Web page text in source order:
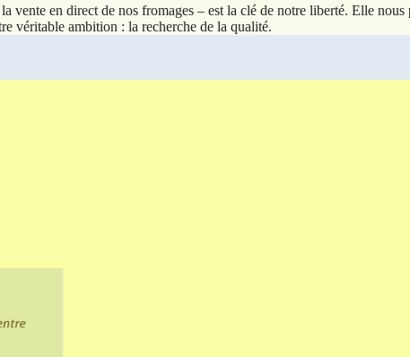
vente en direct de nos fromages – est la clé de notre liberté. Elle
véritable ambition : la recherche de la qualité.